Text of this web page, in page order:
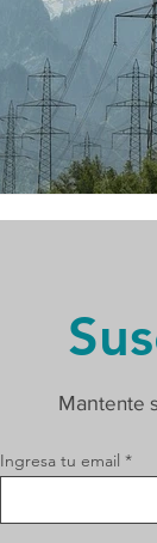
Mantente
Ingresa tu email